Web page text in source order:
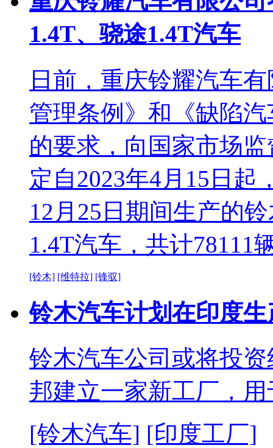
1.4T、骁途1.4T汽车
日前，重庆铃耀汽车
管理条例》和《缺陷
的要求，向国家市场
定自2023年4月15日起
12月25日期间生产的
1.4T汽车，共计78111
[铃木] [维特拉] [锋驭]
铃木汽车计划在印度
铃木汽车公司或将投
邦建立一家新工厂，
[铃木汽车] [印度工厂]